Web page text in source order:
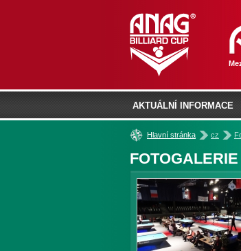
Hlavní stránka
» cz»
AKTUÁLNÍ INFORMACE